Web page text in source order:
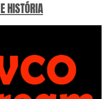
HISTÓRIA